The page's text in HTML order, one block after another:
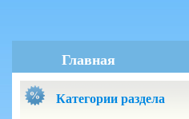
Главная
Категории раздела